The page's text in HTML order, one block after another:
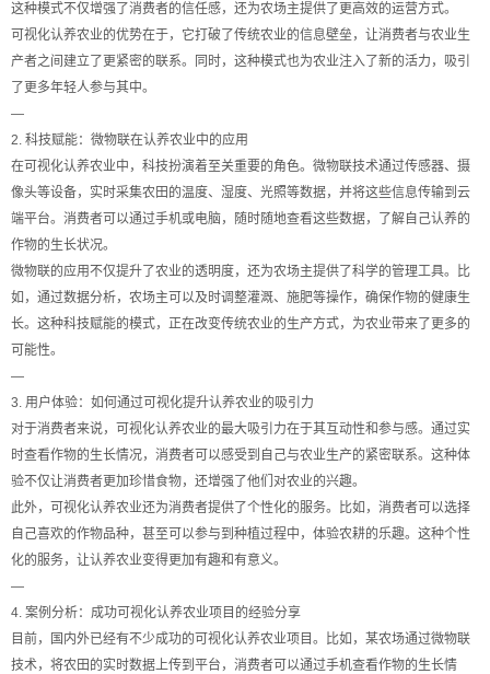
这种模式不仅增强了消费者的信任感，还为农场主提供了更高效的运营方式。
可视化认养农业的优势在于，它打破了传统农业的信息壁垒，让消费者与农业生
产者之间建立了更紧密的联系。同时，这种模式也为农业注入了新的活力，吸引
了更多年轻人参与其中。
—
2. 科技赋能：微物联在认养农业中的应用
在可视化认养农业中，科技扮演着至关重要的角色。微物联技术通过传感器、摄
像头等设备，实时采集农田的温度、湿度、光照等数据，并将这些信息传输到云
端平台。消费者可以通过手机或电脑，随时随地查看这些数据，了解自己认养的
作物的生长状况。
微物联的应用不仅提升了农业的透明度，还为农场主提供了科学的管理工具。比
如，通过数据分析，农场主可以及时调整灌溉、施肥等操作，确保作物的健康生
长。这种科技赋能的模式，正在改变传统农业的生产方式，为农业带来了更多的
可能性。
—
3. 用户体验：如何通过可视化提升认养农业的吸引力
对于消费者来说，可视化认养农业的最大吸引力在于其互动性和参与感。通过实
时查看作物的生长情况，消费者可以感受到自己与农业生产的紧密联系。这种体
验不仅让消费者更加珍惜食物，还增强了他们对农业的兴趣。
此外，可视化认养农业还为消费者提供了个性化的服务。比如，消费者可以选择
自己喜欢的作物品种，甚至可以参与到种植过程中，体验农耕的乐趣。这种个性
化的服务，让认养农业变得更加有趣和有意义。
—
4. 案例分析：成功可视化认养农业项目的经验分享
目前，国内外已经有不少成功的可视化认养农业项目。比如，某农场通过微物联
技术，将农田的实时数据上传到平台，消费者可以通过手机查看作物的生长情